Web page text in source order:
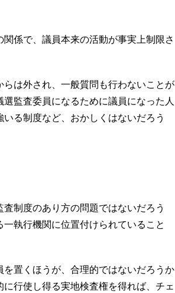
係で、議員本来の活動が事実上制限さ
は外され、一般質問も行わないことが
監査委員になるために議員になった人
る制度など、おかしくはないだろう
制度のあり方の問題ではないだろう
執行機関に位置付けられていること
置くほうが、合理的ではないだろうか
に行使し得る実地検査権を得れば、チェ